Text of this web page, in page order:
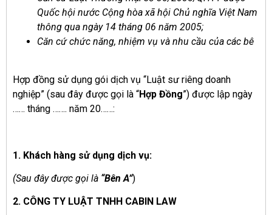
Quốc hội nước Cộng hòaxã hội Chủ nghĩa Việt Nam
thông qua ngày 14 tháng 06 năm 2005;
Căn cứ chức năng, nhiệm vụ và nhu cầu của các bê
Hợp đồng sử dụng gói dịch vụ “Luật sư riêng doanh
nghiệp” (sau đây được gọi là “Hợp Đồng”) được lập ngày
…… tháng ……. năm 20……:
1. Khách hàng sử dụng dịch vụ:
(Sau đây được gọi là “Bên A”)
2. CÔNG TY LUẬT TNHH CABIN LAW